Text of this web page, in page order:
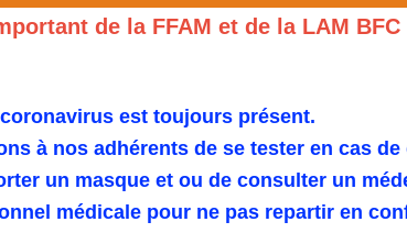
de la FFAM et de la LAM BFC
est toujours présent.
à nos adhérents de se tester en cas de
un masque et ou de consulter un
médicale pour ne pas repartir en